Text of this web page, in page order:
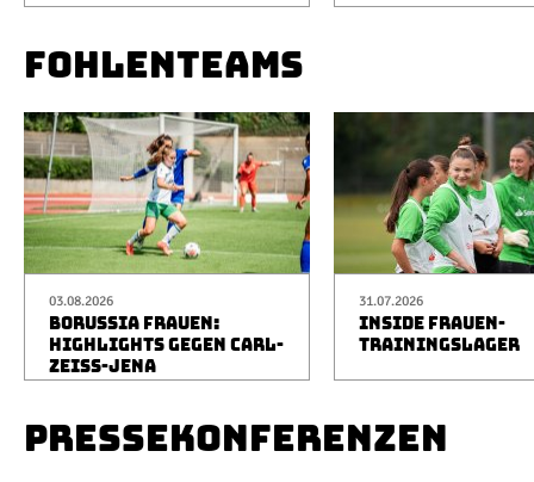
FOHLENTEAMS
03.08.2026
BORUSSIA FRAUEN:
HIGHLIGHTS GEGEN CARL-
ZEISS-JENA
31.07.2026
INSIDE FRAUEN-
TRAININGSLAGER
PRESSEKONFERENZEN